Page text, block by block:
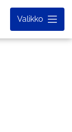
Valikko